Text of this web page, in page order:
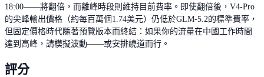
18:00——將翻倍，而離峰時段則維持目前費率。即使翻倍後，V4-Pro
的尖峰輸出價格（約每百萬個1.74美元）仍低於GLM-5.2的標準費率，
但固定價格時代隨著預覽版本而終結：如果你的流量在中國工作時間
達到高峰，請模擬波動——或安排繞道而行。
評分